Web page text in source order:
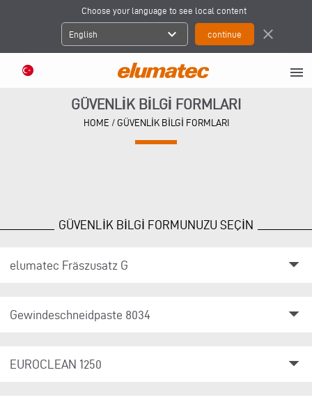
Choose your language to see local content
English expand_more close
menu
GÜVENLİK BİLGİ FORMLARI
HOME / GÜVENLİK BİLGİ FORMLARI
GÜVENLİK BİLGİ FORMUNUZU SEÇİN
elumatec Fräszusatz G arrow_drop_down
Gewindeschneidpaste 8034 arrow_drop_down
EUROCLEAN 1250 arrow_drop_down